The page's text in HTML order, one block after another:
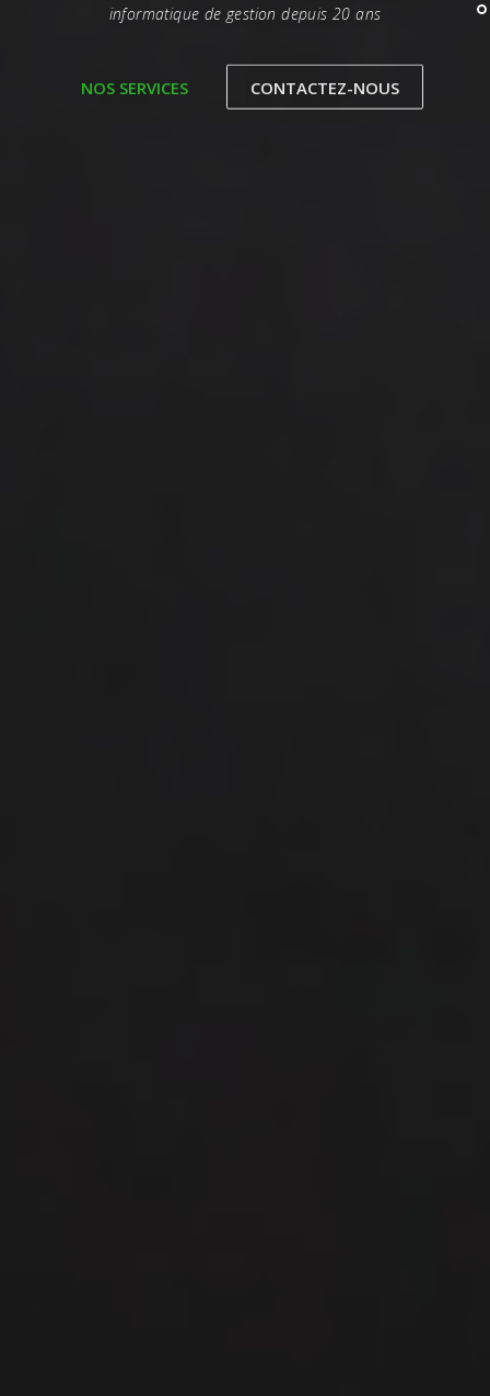
informatique de gestion depuis 20 ans
NOS SERVICES CONTACTEZ-NOUS